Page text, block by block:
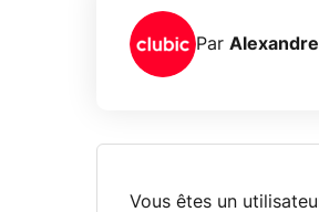
Par
Vous êtes un